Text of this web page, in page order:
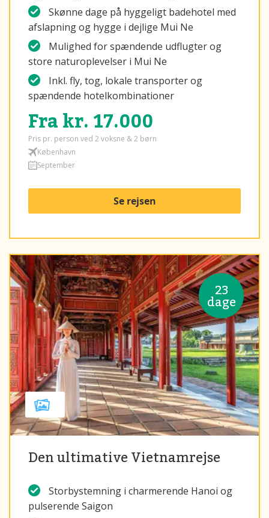
Skønne dage på hyggeligt badehotel med
afslapning og hygge i dejlige Mui Ne
Mulighed for spændende udflugter og
store naturoplevelser i Mui Ne
Inkl. fly, tog, lokale transporter og
spændende hotelkombinationer
Fra kr. 17.000
Pris pr. person ved 2 voksne & 2 børn
København
September
Se rejsen
23
dage
Den ultimative Vietnamrejse
Storbystemning i charmerende Hanoi og
pulserende Saigon